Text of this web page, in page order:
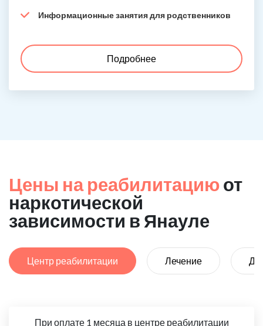
Информационные занятия для родственников
Подробнее
Цены на реабилитациюот
наркотической
зависимости в Янауле
Центр реабилитации Лечение
При оплате 1 месяца в центре реабилитации